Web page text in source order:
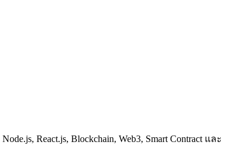
React.js, Blockchain, Web3, Smart Contract และ